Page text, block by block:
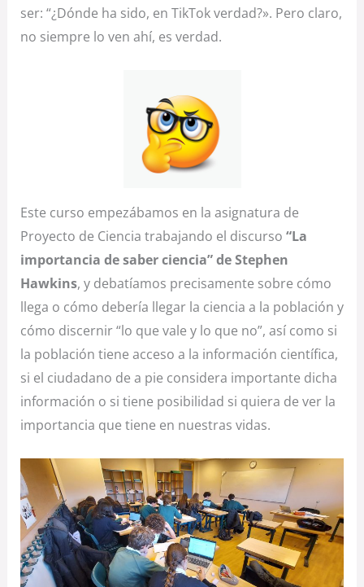
ser: “¿Dónde ha sido, en TikTok verdad?». Pero claro,
no siempre lo ven ahí, es verdad.
Este curso empezábamos en la asignatura de
Proyecto de Ciencia trabajando el discurso “La
importancia de saber ciencia” de Stephen
Hawkins, y debatíamos precisamente sobre cómo
llega o cómo debería llegar la ciencia a la población y
cómo discernir “lo que vale y lo que no”, así como si
la población tiene acceso a la información científica,
si el ciudadano de a pie considera importante dicha
información o si tiene posibilidad si quiera de ver la
importancia que tiene en nuestras vidas.